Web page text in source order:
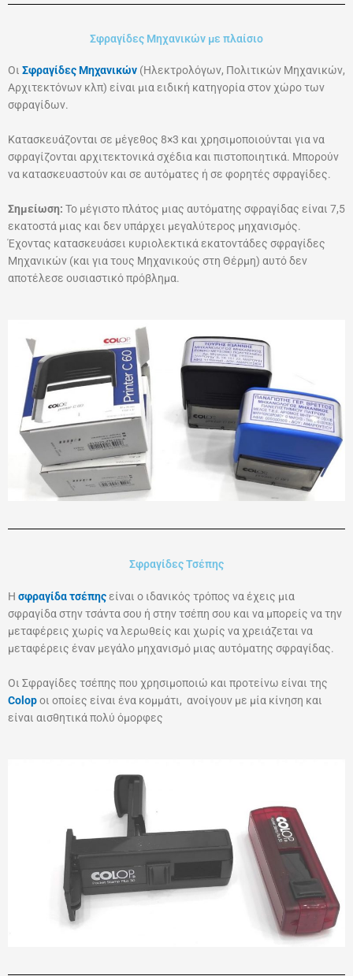
Σφραγίδες Μηχανικών με πλαίσιο
Οι Σφραγίδες Μηχανικών (Ηλεκτρολόγων, Πολιτικών Μηχανικών,
Αρχιτεκτόνων κλπ) είναι μια ειδική κατηγορία στον χώρο των
σφραγίδων.
Κατασκευάζονται σε μέγεθος 8×3 και χρησιμοποιούνται για να
σφραγίζονται αρχιτεκτονικά σχέδια και πιστοποιητικά. Μπορούν
να κατασκευαστούν και σε αυτόματες ή σε φορητές σφραγίδες.
Σημείωση: Το μέγιστο πλάτος μιας αυτόματης σφραγίδας είναι 7,5
εκατοστά μιας και δεν υπάρχει μεγαλύτερος μηχανισμός.
Έχοντας κατασκευάσει κυριολεκτικά εκατοντάδες σφραγίδες
Μηχανικών (και για τους Μηχανικούς στη Θέρμη) αυτό δεν
αποτέλεσε ουσιαστικό πρόβλημα.
Σφραγίδες Τσέπης
Η σφραγίδα τσέπηςείναι ο ιδανικός τρόπος να έχεις μια
σφραγίδα στην τσάντα σου ή στην τσέπη σου και να μπορείς να την
μεταφέρεις χωρίς να λερωθείς και χωρίς να χρειάζεται να
μεταφέρεις έναν μεγάλο μηχανισμό μιας αυτόματης σφραγίδας.
Οι Σφραγίδες τσέπης που χρησιμοποιώ και προτείνω είναι της
Colopοι οποίες είναι ένα κομμάτι, ανοίγουν με μία κίνηση και
είναι αισθητικά πολύ όμορφες